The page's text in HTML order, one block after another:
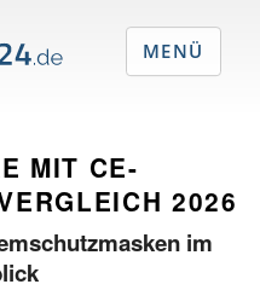
MIT CE-
2026
im
MENÜ